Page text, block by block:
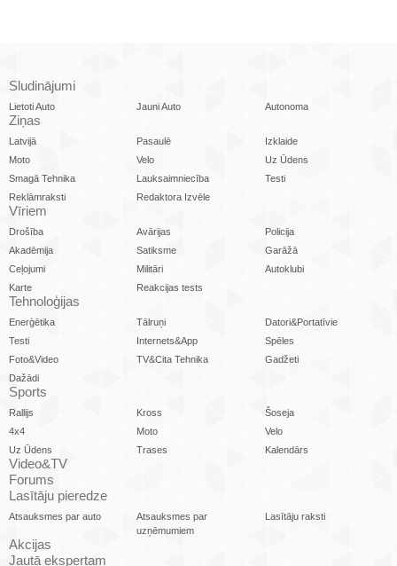
Sludinājumi
Lietoti Auto Jauni Auto Autonoma
Ziņas
Latvijā Pasaulē
Izklaide
Moto
Velo
Uz Ūdens
Smagā Tehnika
Lauksaimniecība
Testi
Reklāmraksti
Redaktora Izvēle
Vīriem
Drošība Avārijas
Policija
Akadēmija
Satiksme
Garāžā
Ceļojumi
Militāri
Autoklubi
Karte
Reakcijas tests
Tehnoloģijas
Enerģētika Tālruņi
Datori&Portatīvie
Testi
Internets&App
Spēles
Foto&Video
TV&Cita Tehnika
Gadžeti
Dažādi
Sports
Rallijs Kross
Šoseja
4x4
Moto
Velo
Uz Ūdens
Trases Kalendārs
Video&TV
Forums
Lasītāju pieredze
Atsauksmes par auto
Atsauksmes par
uzņēmumiem
Lasītāju raksti
Akcijas
Jautā ekspertam